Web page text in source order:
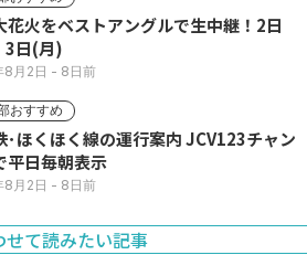
花火をベストアングルで生中継！2日
3日(月)
月2日 - 8日前
おすすめ
くほく線の運行案内 JCV123チャン
平日毎朝表示
月2日 - 8日前
せて読みたい記事